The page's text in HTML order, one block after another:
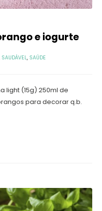
e iogurte
SAUDÁVEL, SAÚDE
light (15g) 250ml de
para decorar q.b.